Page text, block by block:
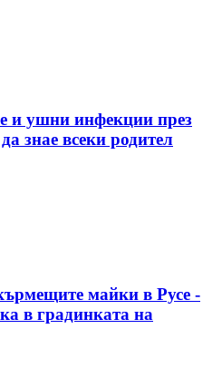
и ушни инфекции през
знае всеки родител
майки в Русе -
в градинката на